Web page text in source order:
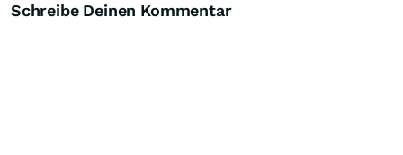
Schreibe Deinen Kommentar